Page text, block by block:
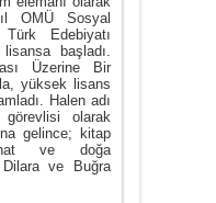
OMÜ Sosyal
Edebiyatı
başladı.
Üzerine Bir
yüksek lisans
Halen adı
olarak
gelince; kitap
ve doğa
Dilara ve Buğra